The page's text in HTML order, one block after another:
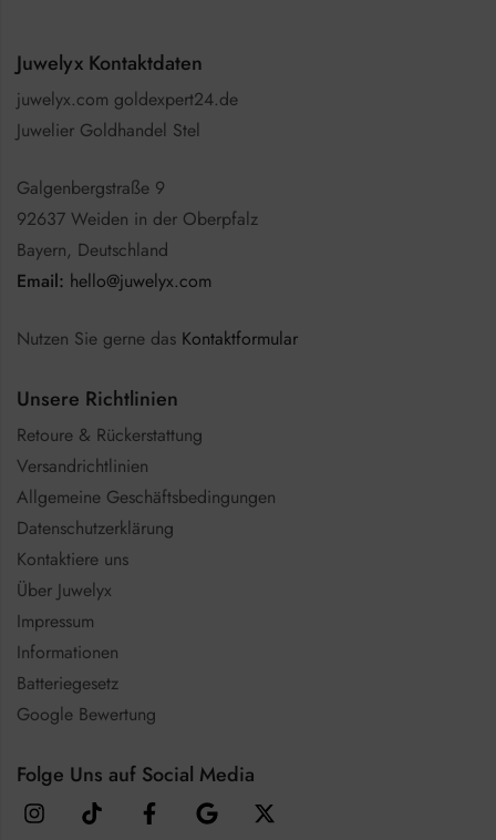
Juwelyx Kontaktdaten
juwelyx.com goldexpert24.de
Juwelier Goldhandel Stel
Galgenbergstraße 9
92637 Weiden in der Oberpfalz
Bayern, Deutschland
Email: hello@juwelyx.com
Nutzen Sie gerne das Kontaktformular
Unsere Richtlinien
Retoure & Rückerstattung
Versandrichtlinien
Allgemeine Geschäftsbedingungen
Datenschutzerklärung
Kontaktiere uns
Über Juwelyx
Impressum
Informationen
Batteriegesetz
Google Bewertung
Folge Uns auf Social Media